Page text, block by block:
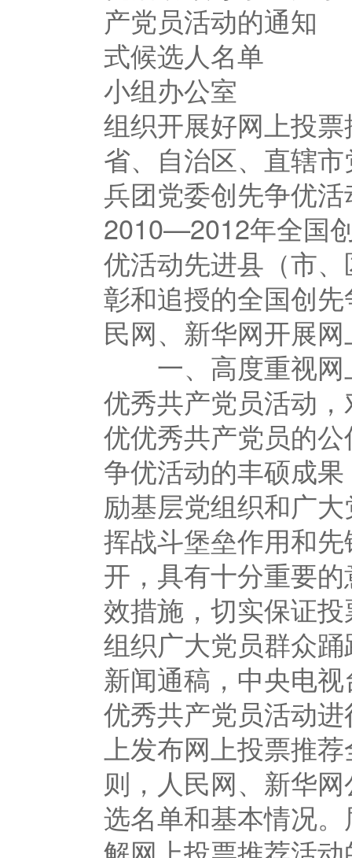
产党员活动的通知
式候选人名
小组办公室
组织开展好网上投
省、自治区、直辖
兵团党委创先争优
2010—2012年全国
优活动先进县（市
彰和追授的全国创
民网、新华网开展
一、高度重视网
优秀共产党员活动
优优秀共产党员的
争优活动的丰硕成
励基层党组织和广
挥战斗堡垒作用和
开，具有十分重要
效措施，切实保证
组织广大党员群众
新闻通稿，中央电
优秀共产党员活动
上发布网上投票推
则，人民网、新华
选名单和基本情况